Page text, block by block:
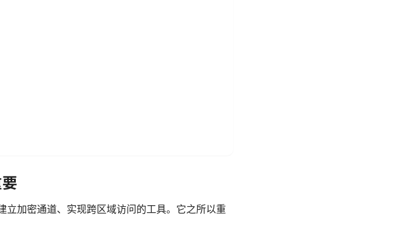
加密通道、实现跨区域访问的工具。它之所以重